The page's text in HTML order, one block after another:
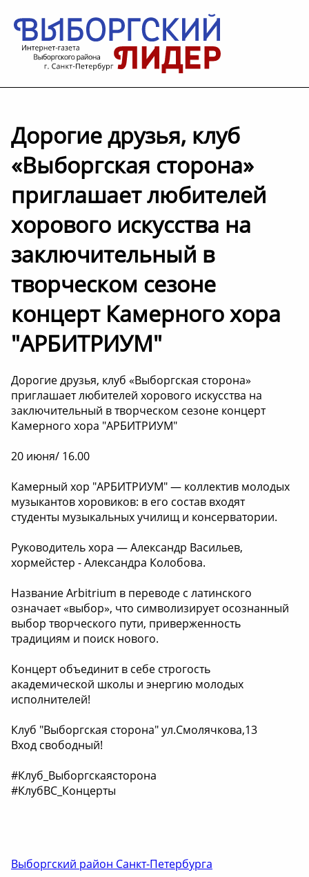
Дорогие друзья, клуб
«Выборгская сторона»
приглашает любителей
хорового искусства на
заключительный в
творческом сезоне
концерт Камерного хора
"АРБИТРИУМ"
Дорогие друзья, клуб «Выборгская сторона»
приглашает любителей хорового искусства на
заключительный в творческом сезоне концерт
Камерного хора "АРБИТРИУМ"
20 июня/ 16.00
Камерный хор "АРБИТРИУМ" — коллектив молодых
музыкантов хоровиков: в его состав входят
студенты музыкальных училищ и консерватории.
Руководитель хора — Александр Васильев,
хормейстер - Александра Колобова.
Название Arbitrium в переводе с латинского
означает «выбор», что символизирует осознанный
выбор творческого пути, приверженность
традициям и поиск нового.
Концерт объединит в себе строгость
академической школы и энергию молодых
исполнителей!
Клуб "Выборгская сторона" ул.Смолячкова,13
Вход свободный!
#Клуб_Выборгскаясторона
#КлубВС_Концерты
Выборгский район Санкт-Петербурга